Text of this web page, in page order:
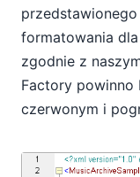
formatowania
zgodnie z
Factory powinno
czerwonym i